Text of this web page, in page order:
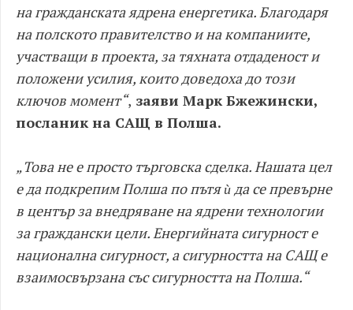
на гражданската ядрена енергетика. Благодаря
на полското правителство и на компаниите,
участващи в проекта, за тяхната отдаденост и
положени усилия, които доведоха до този
ключов момент“, заяви Марк Бжежински,
посланик на САЩ в Полша.
„Това не е просто търговска сделка. Нашата цел
е да подкрепим Полша по пътя ѝ да се превърне
в център за внедряване на ядрени технологии
за граждански цели. Енергийната сигурност е
национална сигурност, а сигурността на САЩ е
взаимосвързана със сигурността на Полша.“